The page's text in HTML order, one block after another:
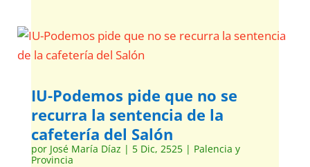
IU-Podemos pide que no se
recurra la sentencia de la
cafetería del Salón
por José María Díaz | 5 Dic, 2525| Palencia y
Provincia